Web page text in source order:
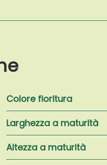
Colore fioritura
Larghezza a maturità
Altezza a maturità